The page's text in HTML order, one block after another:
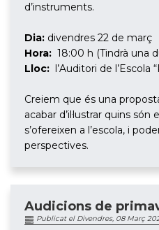
d’instruments.
Dia: divendres 22 de març
Hora: 18:00 h (Tindrà una
Lloc: l’Auditori de l’Escola
Creiem que és una
acabar d’il·lustrar quins
s’ofereixen a l’escola, i
perspectives.
Audicions de
Publicat el Divendres, 08 Març